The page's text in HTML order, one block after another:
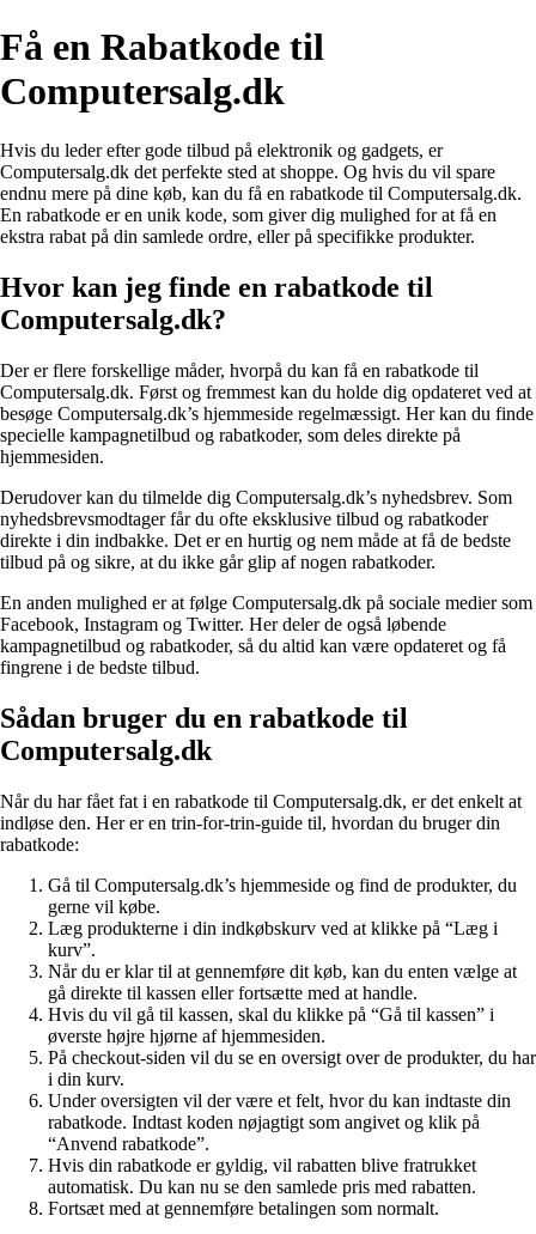
Få en Rabatkode til
Computersalg.dk
Hvis du leder efter gode tilbud på elektronik og gadgets, er
Computersalg.dk det perfekte sted at shoppe. Og hvis du vil spare
endnu mere på dine køb, kan du få en rabatkode til Computersalg.dk.
En rabatkode er en unik kode, som giver dig mulighed for at få en
ekstra rabat på din samlede ordre, eller på specifikke produkter.
Hvor kan jeg finde en rabatkode til
Computersalg.dk?
Der er flere forskellige måder, hvorpå du kan få en rabatkode til
Computersalg.dk. Først og fremmest kan du holde dig opdateret ved at
besøge Computersalg.dk’s hjemmeside regelmæssigt. Her kan du finde
specielle kampagnetilbud og rabatkoder, som deles direkte på
hjemmesiden.
Derudover kan du tilmelde dig Computersalg.dk’s nyhedsbrev. Som
nyhedsbrevsmodtager får du ofte eksklusive tilbud og rabatkoder
direkte i din indbakke. Det er en hurtig og nem måde at få de bedste
tilbud på og sikre, at du ikke går glip af nogen rabatkoder.
En anden mulighed er at følge Computersalg.dk på sociale medier som
Facebook, Instagram og Twitter. Her deler de også løbende
kampagnetilbud og rabatkoder, så du altid kan være opdateret og få
fingrene i de bedste tilbud.
Sådan bruger du en rabatkode til
Computersalg.dk
Når du har fået fat i en rabatkode til Computersalg.dk, er det enkelt at
indløse den. Her er en trin-for-trin-guide til, hvordan du bruger din
rabatkode:
Gå til Computersalg.dk’s hjemmeside og find de produkter, du
gerne vil købe.
Læg produkterne i din indkøbskurv ved at klikke på “Læg i
kurv”.
Når du er klar til at gennemføre dit køb, kan du enten vælge at
gå direkte til kassen eller fortsætte med at handle.
Hvis du vil gå til kassen, skal du klikke på “Gå til kassen” i
øverste højre hjørne af hjemmesiden.
På checkout-siden vil du se en oversigt over de produkter, du har
i din kurv.
Under oversigten vil der være et felt, hvor du kan indtaste din
rabatkode. Indtast koden nøjagtigt som angivet og klik på
“Anvend rabatkode”.
Hvis din rabatkode er gyldig, vil rabatten blive fratrukket
automatisk. Du kan nu se den samlede pris med rabatten.
Fortsæt med at gennemføre betalingen som normalt.